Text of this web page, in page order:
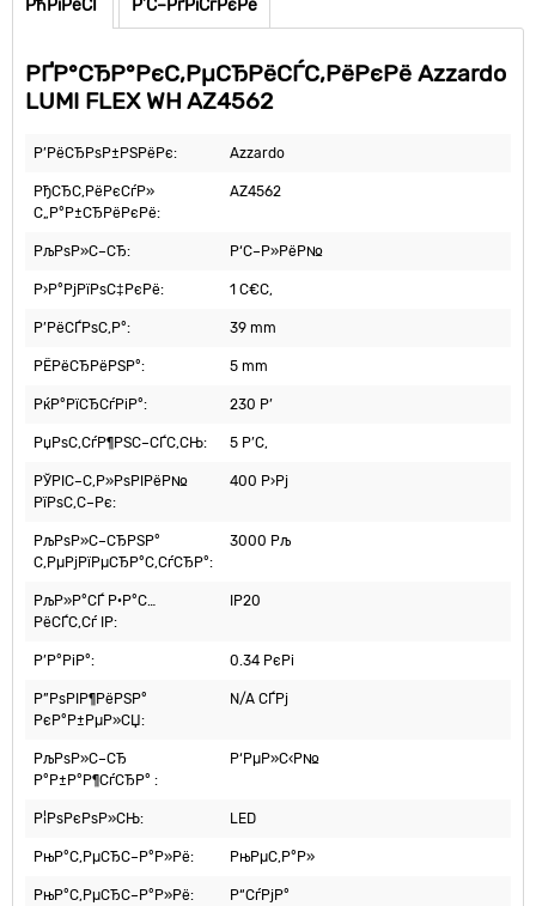
РћРїРёСЃ Р’С–РґРіСѓРєРё
РҐР°СЂР°РєС‚РµСЂРёСЃС‚РёРєРё Azzardo
LUMI FLEX WH AZ4562
Р’РёСЂРѕР±РЅРёРє: Azzardo
РђСЂС‚РёРєСѓР»
С„Р°Р±СЂРёРєРё:
AZ4562
РљРѕР»С–СЂ: Р‘С–Р»РёР№
Р›Р°РјРїРѕС‡РєРё: 1 С€С‚
Р’РёСЃРѕС‚Р°: 39 mm
РЁРёСЂРёРЅР°: 5 mm
РќР°РїСЂСѓРіР°: 230 Р’
РџРѕС‚СѓР¶РЅС–СЃС‚СЊ: 5 Р’С‚
РЎРІС–С‚Р»РѕРІРёР№
РїРѕС‚С–Рє:
400 Р›Рј
РљРѕР»С–СЂРЅР°
С‚РµРјРїРµСЂР°С‚СѓСЂР°:
3000 Рљ
РљР»Р°СЃ Р·Р°С…
РёСЃС‚Сѓ IP:
IP20
Р’Р°РіР°: 0.34 РєРі
Р”РѕРІР¶РёРЅР°
РєР°Р±РµР»СЏ:
N/A СЃРј
РљРѕР»С–СЂ
Р°Р±Р°Р¶СѓСЂР° :
Р‘РµР»С‹Р№
Р¦РѕРєРѕР»СЊ: LED
РњР°С‚РµСЂС–Р°Р»Рё: РњРµС‚Р°Р»
РњР°С‚РµСЂС–Р°Р»Рё: Р“СѓРјР°